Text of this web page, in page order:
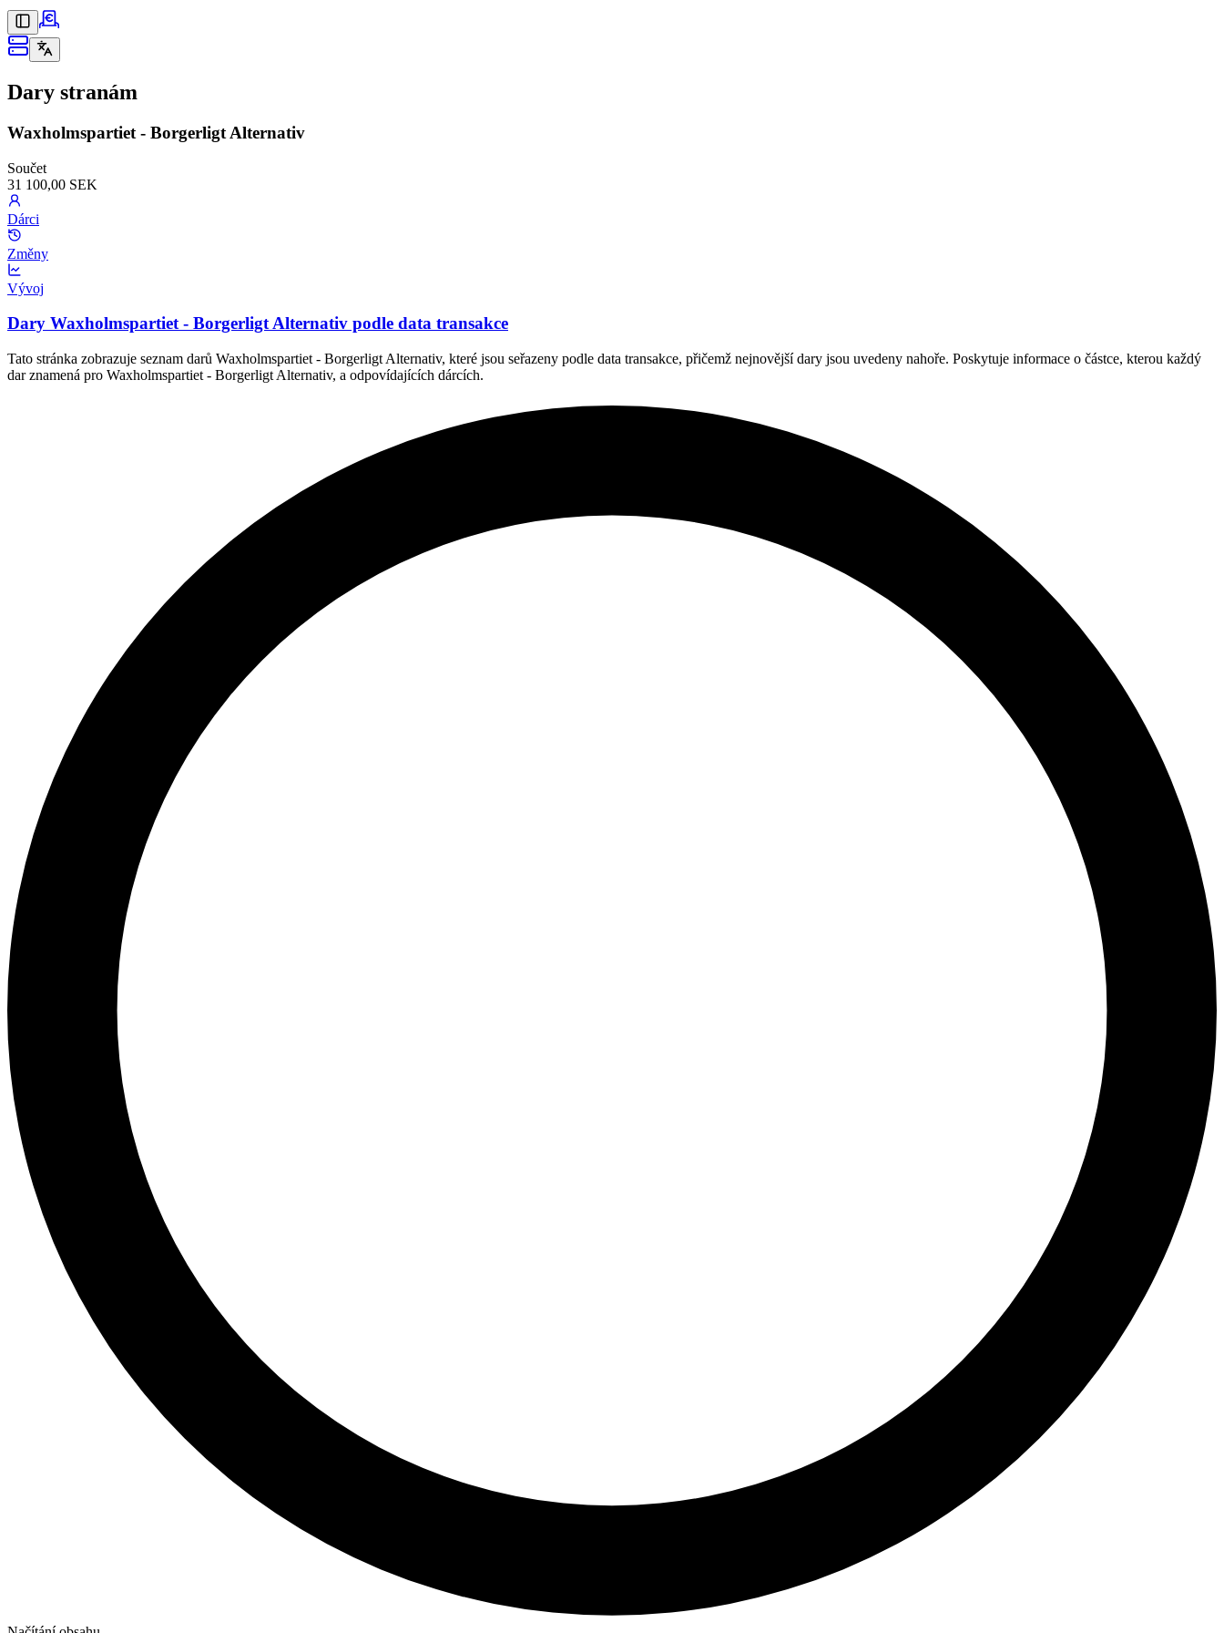
Dary stranám
Waxholmspartiet - Borgerligt Alternativ
Součet
31 100,00 SEK
Dárci
Změny
Vývoj
Dary Waxholmspartiet - Borgerligt Alternativ podle data transakce
Tato stránka zobrazuje seznam darů Waxholmspartiet - Borgerligt Alternativ, které jsou seřazeny podle data transakce, přičemž nejnovější dary jsou uvedeny nahoře. Poskytuje informace o částce, kterou každý
dar znamená pro Waxholmspartiet - Borgerligt Alternativ, a odpovídajících dárcích.